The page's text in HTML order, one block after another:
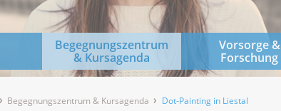
Begegnungszentrum
& Kursagenda
Vorsorge &
Forschung
Begegnungszentrum & Kursagenda Dot-Painting in Liestal